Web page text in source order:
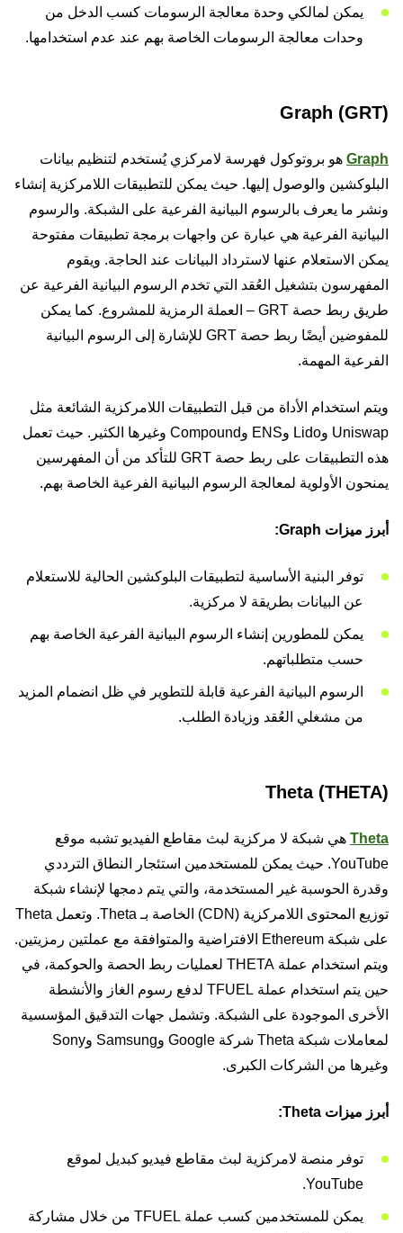
يمكن لمالكي وحدة معالجة الرسومات كسب الدخل من
وحدات معالجة الرسومات الخاصة بهم عند عدم استخدامها.
Graph (GRT)
Graph هو بروتوكول فهرسة لامركزي يُستخدم لتنظيم بيانات
البلوكشين والوصول إليها. حيث يمكن للتطبيقات اللامركزية إنشاء
ونشر ما يعرف بالرسوم البيانية الفرعية على الشبكة. والرسوم
البيانية الفرعية هي عبارة عن واجهات برمجة تطبيقات مفتوحة
يمكن الاستعلام عنها لاسترداد البيانات عند الحاجة. ويقوم
المفهرسون بتشغيل العُقد التي تخدم الرسوم البيانية الفرعية عن
طريق ربط حصة GRT – العملة الرمزية للمشروع. كما يمكن
للمفوضين أيضًا ربط حصة GRT للإشارة إلى الرسوم البيانية
الفرعية المهمة.
ويتم استخدام الأداة من قبل التطبيقات اللامركزية الشائعة مثل
Uniswap وLido وENS وCompound وغيرها الكثير. حيث تعمل
هذه التطبيقات على ربط حصة GRT للتأكد من أن المفهرسين
يمنحون الأولوية لمعالجة الرسوم البيانية الفرعية الخاصة بهم.
أبرز ميزات Graph:
توفر البنية الأساسية لتطبيقات البلوكشين الحالية للاستعلام
عن البيانات بطريقة لا مركزية.
يمكن للمطورين إنشاء الرسوم البيانية الفرعية الخاصة بهم
حسب متطلباتهم.
الرسوم البيانية الفرعية قابلة للتطوير في ظل انضمام المزيد
من مشغلي العُقد وزيادة الطلب.
Theta (THETA)
Theta هي شبكة لا مركزية لبث مقاطع الفيديو تشبه موقع
YouTube. حيث يمكن للمستخدمين استئجار النطاق الترددي
وقدرة الحوسبة غير المستخدمة، والتي يتم دمجها لإنشاء شبكة
توزيع المحتوى اللامركزية (CDN) الخاصة بـ Theta. وتعمل Theta
على شبكة Ethereum الافتراضية والمتوافقة مع عملتين رمزيتين.
ويتم استخدام عملة THETA لعمليات ربط الحصة والحوكمة، في
حين يتم استخدام عملة TFUEL لدفع رسوم الغاز والأنشطة
الأخرى الموجودة على الشبكة. وتشمل جهات التدقيق المؤسسية
لمعاملات شبكة Theta شركة Google وSamsung وSony
وغيرها من الشركات الكبرى.
أبرز ميزات Theta:
توفر منصة لامركزية لبث مقاطع فيديو كبديل لموقع
YouTube.
يمكن للمستخدمين كسب عملة TFUEL من خلال مشاركة